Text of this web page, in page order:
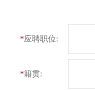
*应聘职位:
*籍贯: